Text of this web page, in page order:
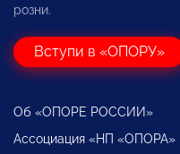
розни.
Вступи в «ОПОРУ»
Об «ОПОРЕ РОССИИ»
Ассоциация «НП «ОПОРА»